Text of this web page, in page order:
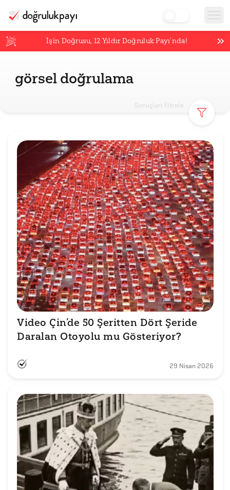
İşin Doğrusu,12 Yıldır Doğruluk Payı’nda!
görsel doğrulama
Sonuçları filtrele
Video Çin’de 50 Şeritten Dört Şeride
Daralan Otoyolu mu Gösteriyor?
29 Nisan 2026